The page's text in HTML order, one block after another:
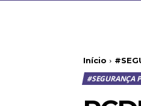
Início
#SEGURANÇA